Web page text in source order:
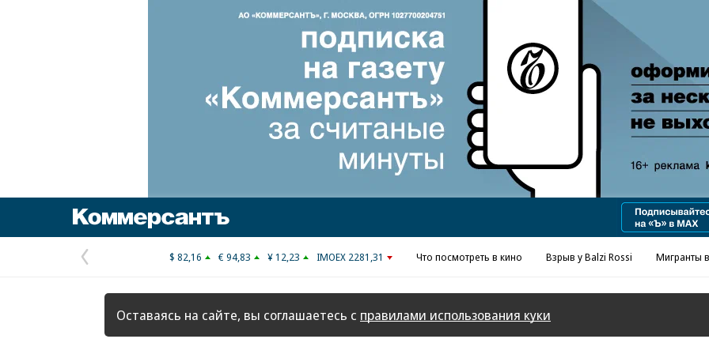
Предыдущая
страница
$ 82,16 € 94,83 ¥ 12,23 IMOEX 2281,31 Что посмотреть в кино Взрыв у Balzi Rossi Мигранты
Оставаясь на сайте, вы соглашаетесь с правилами использования куки